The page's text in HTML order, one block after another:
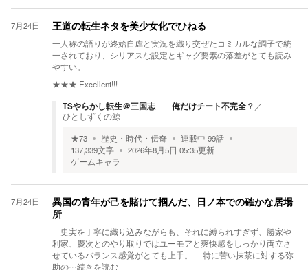
7月24日 王道の転生ネタを美少女化でひねる
一人称の語りが終始自虐と実況を織り交ぜたコミカルな調子で統
一されており、シリアスな設定とギャグ要素の落差がとても読み
やすい。
★★★ Excellent!!!
TSやらかし転生＠三国志――俺だけチート不完全？ ／
ひとしずくの鯨
★73 歴史・時代・伝奇 連載中 99話
137,339文字 2026年8月5日 05:35更新
ゲームキャラ
7月24日
異国の青年が己を賭けて掴んだ、日ノ本での確かな居場
所
史実を丁寧に織り込みながらも、それに縛られすぎず、勝家や
利家、慶次とのやり取りではユーモアと爽快感をしっかり両立さ
せているバランス感覚がとても上手。 特に苦い抹茶に対する弥
助の…続きを読む